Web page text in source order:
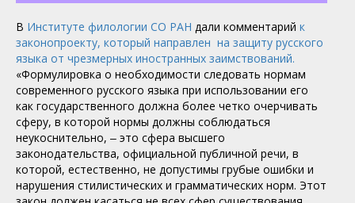
В Институте филологии СО РАН дали комментарий к
законопроекту, который направлен на защиту русского
языка от чрезмерных иностранных заимствований.
«Формулировка о необходимости следовать нормам
современного русского языка при использовании его
как государственного должна более четко очерчивать
сферу, в которой нормы должны соблюдаться
неукоснительно, ‒ это сфера высшего
законодательства, официальной публичной речи, в
которой, естественно, не допустимы грубые ошибки и
нарушения стилистических и грамматических норм. Этот